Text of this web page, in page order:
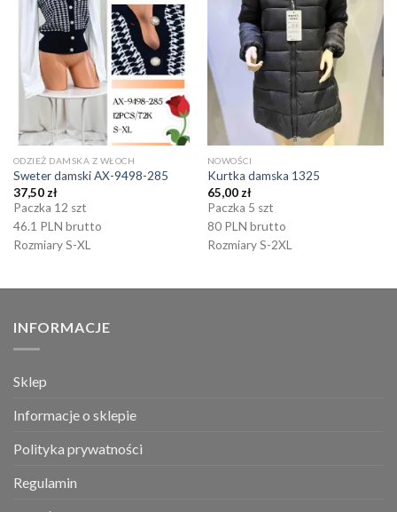
ODZIEŻ DAMSKA Z WŁOCH
Sweter damski AX-9498-285
37,50 zł
Paczka 12 szt
46.1 PLN brutto
Rozmiary S-XL
NOWOŚCI
Kurtka damska 1325
65,00 zł
Paczka 5 szt
80 PLN brutto
Rozmiary S-2XL
INFORMACJE
Sklep
Informacje o sklepie
Polityka prywatności
Regulamin